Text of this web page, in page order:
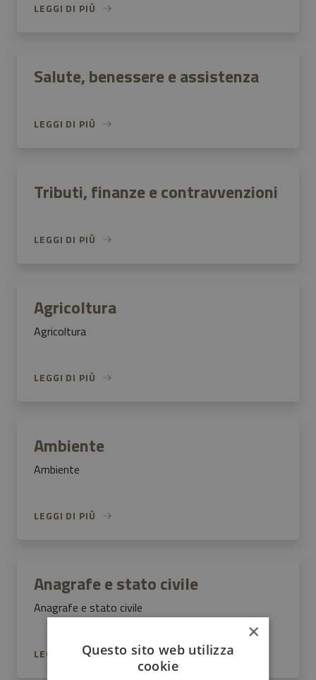
LEGGI DI PIÙ
Salute, benessere e assistenza
LEGGI DI PIÙ
Tributi, finanze e contravvenzioni
LEGGI DI PIÙ
Agricoltura
Agricoltura
LEGGI DI PIÙ
Ambiente
Ambiente
LEGGI DI PIÙ
Anagrafe e stato civile
Anagrafe e stato civile
LEGGI DI PIÙ
×
Questo sito web utilizza
cookie